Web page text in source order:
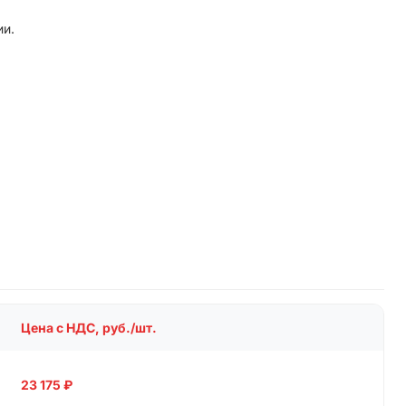
Цена с НДС, руб./шт.
23 175 ₽